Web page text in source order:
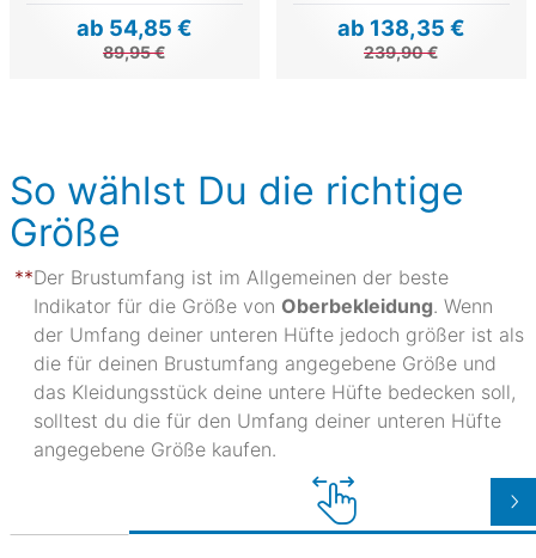
ab 54,85 €
89,95 €
ab 138,35 €
239,90 €
So wählst Du die richtige
Größe
Der Brustumfang ist im Allgemeinen der beste
Indikator für die Größe von Oberbekleidung. Wenn
der Umfang deiner unteren Hüfte jedoch größer ist als
die für deinen Brustumfang angegebene Größe und
das Kleidungsstück deine untere Hüfte bedecken soll,
solltest du die für den Umfang deiner unteren Hüfte
angegebene Größe kaufen.